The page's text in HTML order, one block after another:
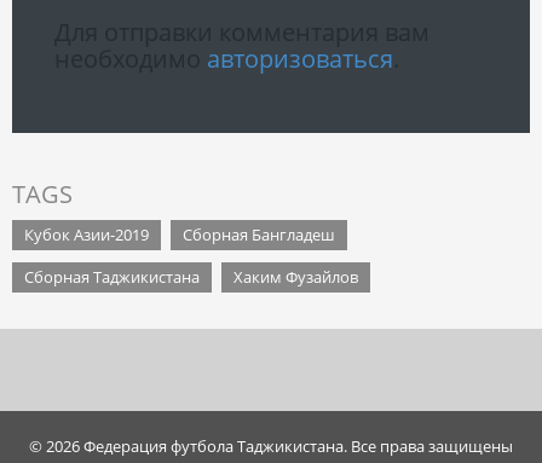
авторизоваться
TAGS
Кубок Азии-2019
Сборная Бангладеш
Сборная Таджикистана
Хаким Фузайлов
© 2026 Федерация футбола Таджикистана. Все права защищены